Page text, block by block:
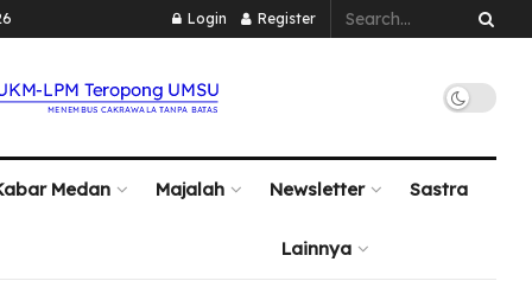
Login Register
Medan Majalah Newsletter Sastra
Lainnya